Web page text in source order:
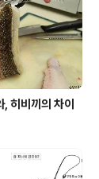
히비끼의 차이